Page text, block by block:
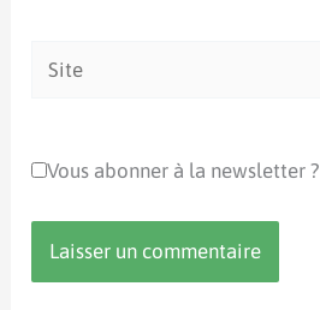
Site
Vous abonner à la newsletter ?